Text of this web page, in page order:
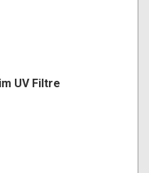
UV Filtre